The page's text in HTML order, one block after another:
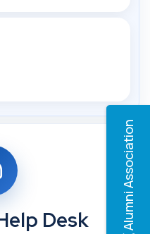
Alumni Association
Desk